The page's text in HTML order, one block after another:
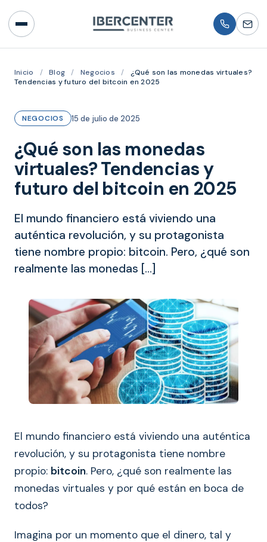
Inicio / Blog / Negocios /
¿Qué son las monedas virtuales?
Tendencias y futuro del bitcoin en 2025
NEGOCIOS 15 de julio de 2025
¿Qué son las monedas
virtuales? Tendencias y
futuro del bitcoin en 2025
El mundo financiero está viviendo una
auténtica revolución, y su protagonista
tiene nombre propio: bitcoin. Pero, ¿qué son
realmente las monedas […]
El mundo financiero está viviendo una auténtica
revolución, y su protagonista tiene nombre
propio: bitcoin. Pero, ¿qué son realmente las
monedas virtuales y por qué están en boca de
todos?
Imagina por un momento que el dinero, tal y